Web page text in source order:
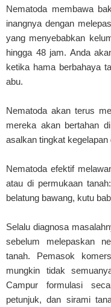
Nematoda membawa
inangnya dengan
yang menyebabkan
hingga 48 jam. Anda
ketika hama berbahaya
abu.
Nematoda akan terus
mereka akan bertahan
asalkan tingkat
Nematoda efektif
atau di permukaan
belatung bawang, kutu
Selalu diagnosa
sebelum melepaskan
tanah. Pemasok
mungkin tidak
Campur formulasi
petunjuk, dan sirami